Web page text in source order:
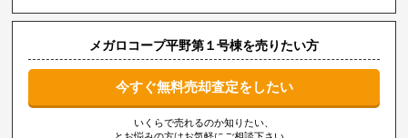
メガロコープ平野第１号棟を売りたい方
今すぐ無料売却査定をしたい
いくらで売れるのか知りたい、